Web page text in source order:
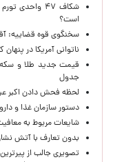
شکاف ۴۷
است؟
سخنگوی قوه قضاییه:
ناتوانی آمریکا در
جدول
لحظه‌ فحش دادن اکبر
دستور سازمان غذا و دارو برای
شایعات مربوط به
بدون تعارف با آتش
تصویری جالب از پیرترین گربه